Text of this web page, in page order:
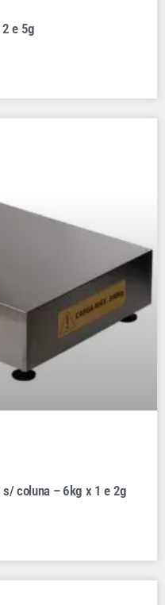
e 5g
s/ coluna – 6kg x 1 e 2g